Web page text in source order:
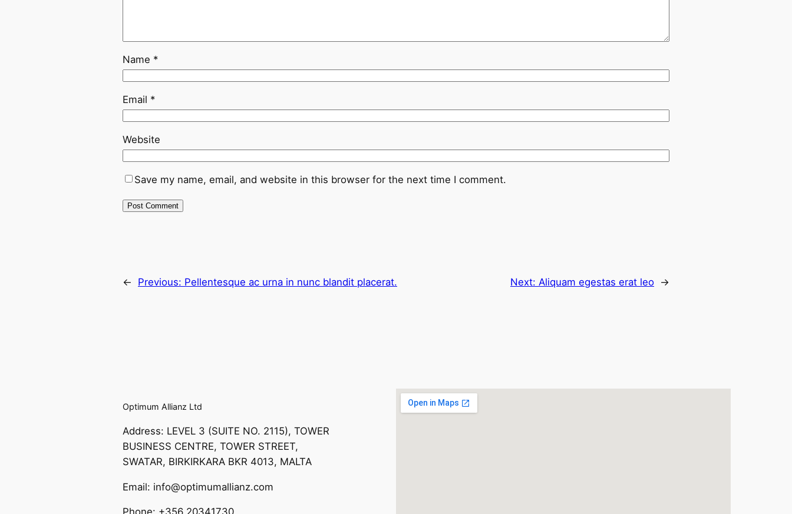
Name *
Email *
Website
Save my name, email, and website in this browser for the next time I comment.
← Previous: Pellentesque ac urna in nunc blandit placerat. Next: Aliquam egestas erat leo →
Optimum Allianz Ltd
Address: LEVEL 3 (SUITE NO. 2115), TOWER
BUSINESS CENTRE, TOWER STREET,
SWATAR, BIRKIRKARA BKR 4013, MALTA
Email: info@optimumallianz.com